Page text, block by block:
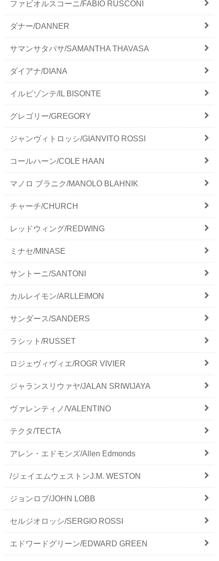
ファビオルスコーニ/FABIO RUSCONI
ダナー/DANNER
サマンサタバサ/SAMANTHA THAVASA
ダイアナ/DIANA
イルビゾンテ/IL BISONTE
グレゴリー/GREGORY
ジャンヴィトロッシ/GIANVITO ROSSI
コールハーン/COLE HAAN
マノロ ブラニク/MANOLO BLAHNIK
チャーチ/CHURCH
レッドウィング/REDWING
ミナセ/MINASE
サントーニ/SANTONI
カルレイモン/ARLLEIMON
サンダース/SANDERS
ラシット/RUSSET
ロジェヴィヴィエ/ROGR VIVIER
ジャランスリウァヤ/JALAN SRIWIJAYA
ヴァレンティノ/VALENTINO
テクタ/TECTA
アレン・エドモンズ/Allen Edmonds
/ジェイエムウェストンJ.M. WESTON
ジョンロブ/JOHN LOBB
セルジオロッシ/SERGIO ROSSI
エドワードグリーン/EDWARD GREEN